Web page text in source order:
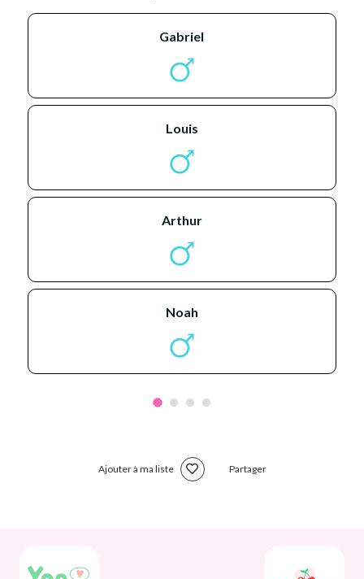
gabriel
louis
arthur
noah
Ajouter à ma liste Partager